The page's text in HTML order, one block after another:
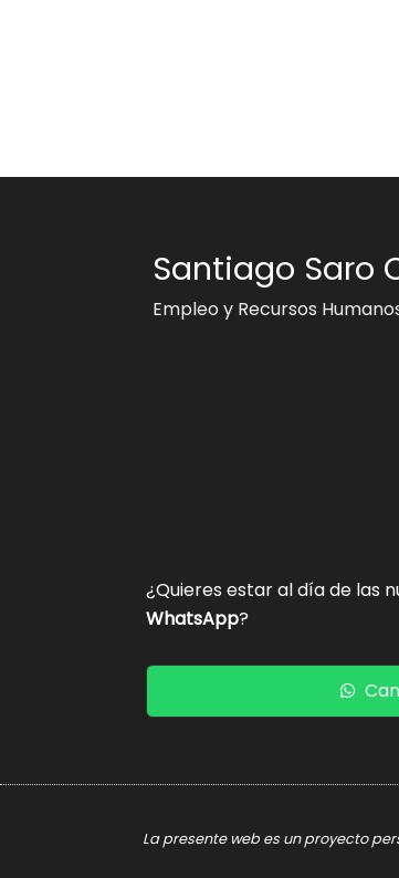
Santiago Saro
Empleo y Recursos
¿Quieres estar al día de las
WhatsApp?
La presente web es un proyecto